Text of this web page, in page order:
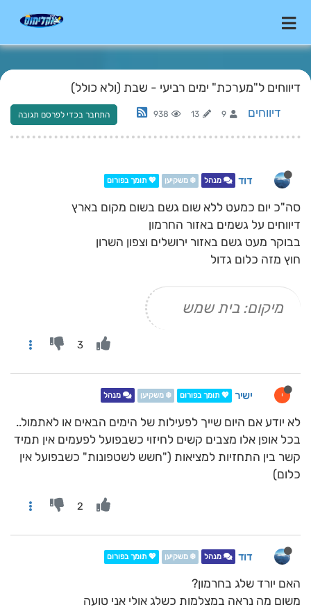
דיווחים ל"מערכת" ימים רביעי - שבת (ולא כולל)
דיווחים 9
13
938 התחבר בכדי לפרסם תגובה
דוד מנהל ❄️ משקיען 💖 תומך בפורום
סה"כ יום כמעט ללא שום גשם בשום מקום בארץ
דיווחים על גשמים באזור החרמון
בבוקר מעט גשם באזור ירושלים וצפון השרון
חוץ מזה כלום גדול
מיקום: בית שמש
3
י ישיר 💖 תומך בפורום ❄️ משקיען מנהל
לא יודע אם היום שייך לפעילות של הימים הבאים או לאתמול..
בכל אופן אלו מצבים קשים לחיזוי כשבפועל לפעמים אין תמיד
קשר בין התחזיות למציאות ("חשש לשטפונות" כשבפועל אין
כלום)
2
דוד מנהל ❄️ משקיען 💖 תומך בפורום
האם יורד שלג בחרמון?
משום מה נראה במצלמות כשלג אולי אני טועה